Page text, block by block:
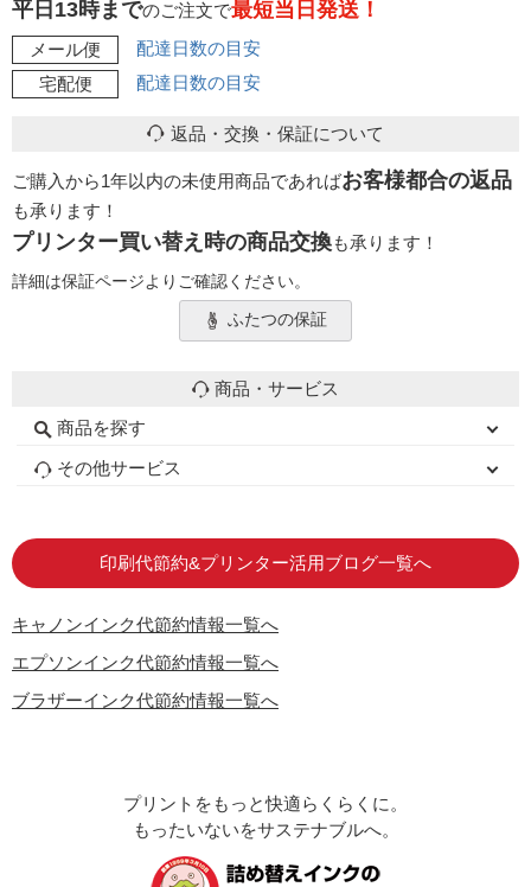
平日13時までのご注文で最短当日発送！
メール便
配達日数の目安
宅配便
配達日数の目安
返品・交換・保証について
ご購入から1年以内の未使用商品であればお客様都合の返品
も承ります！
プリンター買い替え時の商品交換も承ります！
詳細は保証ページよりご確認ください。
ふたつの保証
商品・サービス
商品を探す
初心者用セット
キャノンインク
エプソンインク
ブラザーインク
詰め替えインク
互換インクボトル
互換インクカートリッジ
再生インクカートリッジ
トナーカートリッジ
その他サービス
印刷代節約&プリンター活用ブログ一覧へ
キャノンインク代節約情報一覧へ
エプソンインク代節約情報一覧へ
ブラザーインク代節約情報一覧へ
プリントをもっと快適らくらくに。
もったいないをサステナブルへ。